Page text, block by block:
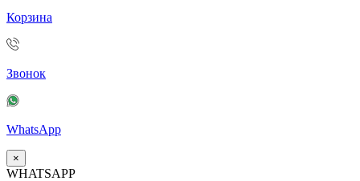
Корзина
Звонок
WhatsApp
×
WHATSAPP